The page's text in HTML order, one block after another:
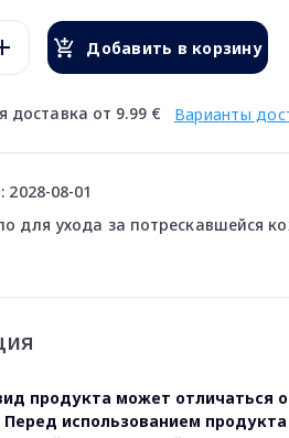
Добавить в корзину
доставка от 9.99 € Варианты
2028-08-01
для ухода за потрескавшейся
продукта может отличаться
использованием